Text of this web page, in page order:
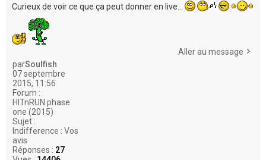
Curieux de voir ce que ça peut donner en live...
Aller au message
parSoulfish
07 septembre
2015, 11:56
Forum :
HITnRUN phase
one (2015)
Sujet :
Indifference : Vos
avis
Réponses : 27